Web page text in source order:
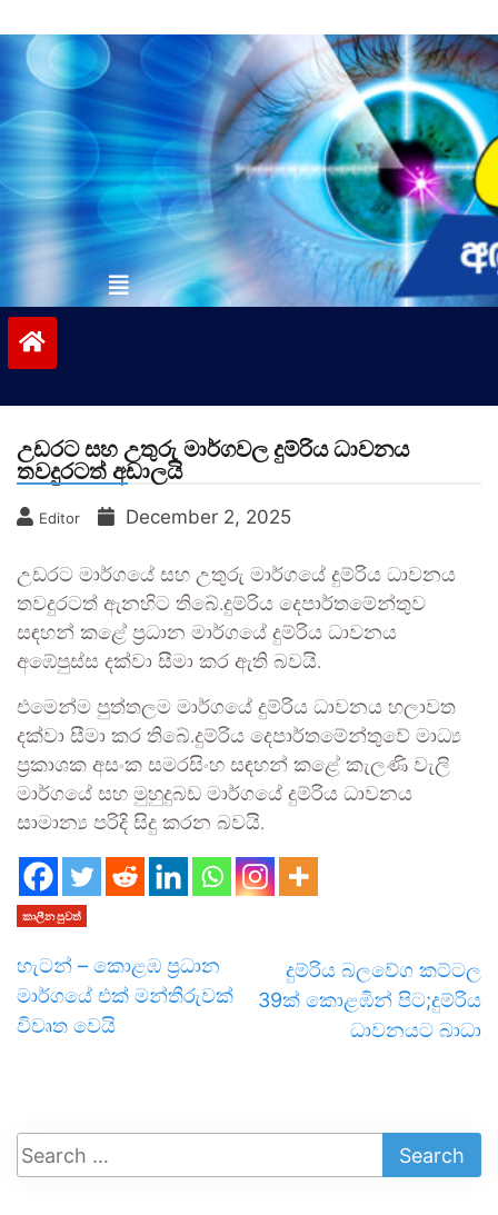
to
contentvinivida.lk
උඩරට සහ උතුරු මාර්ගවල දුම්රිය ධාවනය
තවදුරටත් අඩාලයි
Editor December 2, 2025
උඩරට මාර්ගයේ සහ උතුරු මාර්ගයේ දුම්රිය ධාවනය
තවදුරටත් ඇනහිට තිබේ.දුම්රිය දෙපාර්තමේන්තුව
සඳහන් කළේ ප්‍රධාන මාර්ගයේ දුම්රිය ධාවනය
අඹේපුස්ස දක්වා සීමා කර ඇති බවයි.
එමෙන්ම පුත්තලම මාර්ගයේ දුම්රිය ධාවනය හලාවත
දක්වා සීමා කර තිබේ.දුම්රිය දෙපාර්තමේන්තුවේ මාධ්‍ය
ප්‍රකාශක අසංක සමරසිංහ සඳහන් කළේ කැලණි වැලි
මාර්ගයේ සහ මුහුදුබඩ මාර්ගයේ දුම්රිය ධාවනය
සාමාන්‍ය පරිදි සිදු කරන බවයි.
කාලීන පුවත්
හැටන් – කොළඹ ප්‍රධාන
මාර්ගයේ එක් මන්තීරුවක්
විවෘත වෙයි
දුම්රිය බලවේග කට්ටල
39ක් කොළඹින් පිට;දුම්රිය
ධාවනයට බාධා